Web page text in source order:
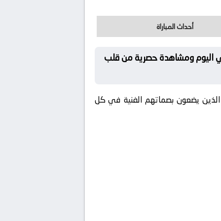
أحداث المباراة
اليوم ومشاهدة حصرية من قلب
يضعون بصماتهم الفنية في كل